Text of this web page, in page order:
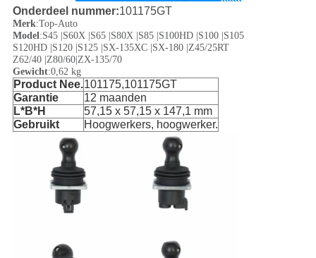
Onderdeel nummer:101175GT
Merk:Top-Auto
Model:S45 |S60X |S65 |S80X |S85 |S100HD |S100 |S105
S120HD |S120 |S125 |SX-135XC |SX-180 |Z45/25RT
Z62/40 |Z80/60|ZX-135/70
Gewicht:0,62 kg
Product Nee.101175,101175GT
Garantie
12 maanden
L*B*H
57,15 x 57,15 x 147,1 mm
Gebruikt
Hoogwerkers, hoogwerker.